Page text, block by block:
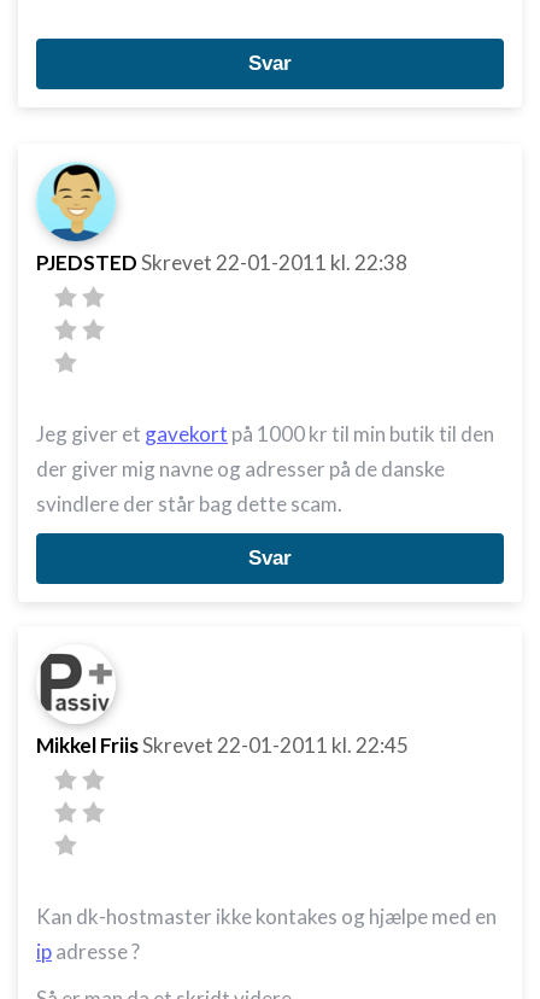
Svar
PJEDSTEDSkrevet 22-01-2011 kl. 22:38
Jeg giver et gavekort på 1000 kr til min butik til den
der giver mig navne og adresser på de danske
svindlere der står bag dette scam.
Svar
Mikkel FriisSkrevet 22-01-2011 kl. 22:45
Kan dk-hostmaster ikke kontakes og hjælpe med en
ipadresse ?